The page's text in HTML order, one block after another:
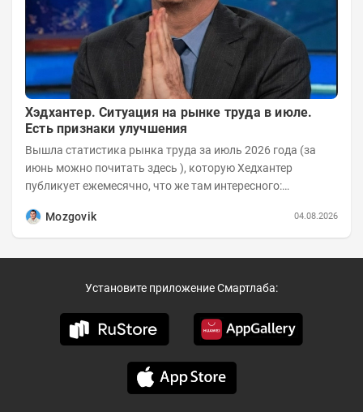
Хэдхантер. Ситуация на рынке труда в июле.
Есть признаки улучшения
Вышла статистика рынка труда за июль 2026 года (за
июнь можно почитать здесь ), которую Хедхантер
публикует ежемесячно, что же там интересного:
Mozgovik
04.08.2026
Установите приложение Смартлаба: